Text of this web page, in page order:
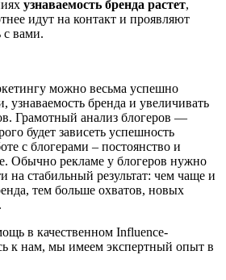
узнаваемость бренда растет,
идут на контакт и проявляют
с вами.
можно весьма успешно
узнаваемость бренда и увеличивать
Грамотный анализ блогеров —
будет зависеть успешность
с блогерами – постоянство и
Обычно рекламе у блогеров нужно
на стабильный результат: чем чаще и
тем больше охватов, новых
в качественном Influence-
к нам, мы имеем экспертный опыт в